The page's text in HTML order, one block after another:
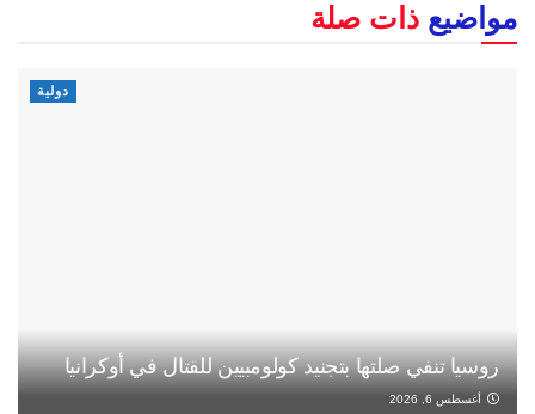
مواضيع ذات صلة
دولية
روسيا تنفي صلتها بتجنيد كولومبيين للقتال في أوكرانيا
أغسطس 6, 2026